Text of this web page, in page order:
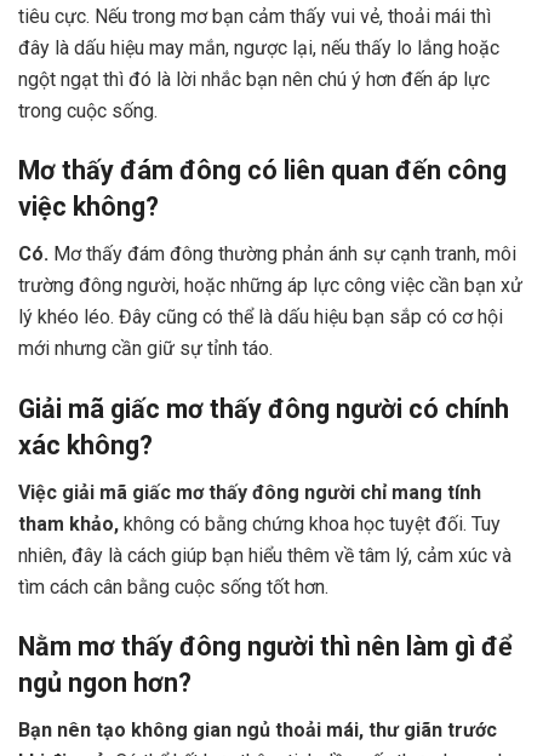
tiêu cực. Nếu trong mơ bạn cảm thấy vui vẻ, thoải mái thì
đây là dấu hiệu may mắn, ngược lại, nếu thấy lo lắng hoặc
ngột ngạt thì đó là lời nhắc bạn nên chú ý hơn đến áp lực
trong cuộc sống.
Mơ thấy đám đông có liên quan đến công
việc không?
Có. Mơ thấy đám đông thường phản ánh sự cạnh tranh, môi
trường đông người, hoặc những áp lực công việc cần bạn xử
lý khéo léo. Đây cũng có thể là dấu hiệu bạn sắp có cơ hội
mới nhưng cần giữ sự tỉnh táo.
Giải mã giấc mơ thấy đông người có chính
xác không?
Việc giải mã giấc mơ thấy đông người chỉ mang tính
tham khảo, không có bằng chứng khoa học tuyệt đối. Tuy
nhiên, đây là cách giúp bạn hiểu thêm về tâm lý, cảm xúc và
tìm cách cân bằng cuộc sống tốt hơn.
Nằm mơ thấy đông người thì nên làm gì để
ngủ ngon hơn?
Bạn nên tạo không gian ngủ thoải mái, thư giãn trước